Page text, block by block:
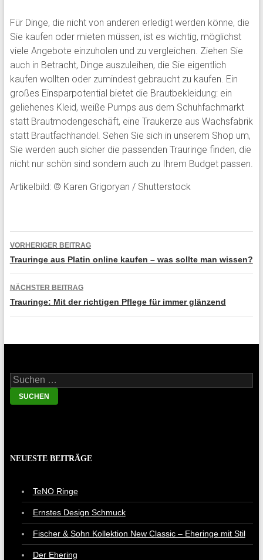
Für Dinge, die nicht von anderen erledigt werden könne, die
Sie kaufen oder mieten müssen, ist es wichtig, möglichst
viele Angebote einzuholen und zu vergleichen. Ziehen Sie
auch in Betracht, Dinge auszuleihen, die Sie eigentlich
kaufen wollten oder zumindest gebraucht zu kaufen. Ein
großes Einsparpotential bietet die Brautbekleidung: ein
geliehenes Kleid, weiße Pumps aus dem Schuhfachmarkt
statt Brautmodengeschäft, eine Traukerze aus Wachsfabrik
statt Brautfachhandel. Sehen Sie sich in unserem Shop um,
Sie werden auch sicher die passenden Trauringe finden, die
nicht nur schön sind sondern auch zu Ihrem Budget passen.
Artikelbild: © Karen Grigoryan / Shutterstock
Beitragsnavigation
VORHERIGER BEITRAG
Trauringe aus Platin online kaufen – was sollte man wissen?
NÄCHSTER BEITRAG
Trauringe: Mit der richtigen Pflege für immer glänzend
Suche nach:
NEUESTE BEITRÄGE
TeNO Ringe
Ernstes Design Schmuck
Fischer & Sohn Kollektion New Classic – Eheringe mit Stil
Der Ehering